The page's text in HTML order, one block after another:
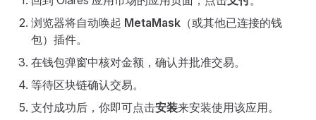
浏览器将自动唤起 MetaMask （或其他已连接的钱
包）插件。
在钱包弹窗中核对金额，确认并批准交易。
等待区块链确认交易。
支付成功后，你即可点击安装来安装使用该应用。